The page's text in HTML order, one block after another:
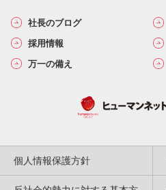
社長のブログ
採用情報
万一の備え
個人情報保護方針